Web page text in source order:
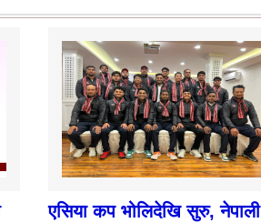
एसिया कप भोलिदेखि सुरु, नेपाली